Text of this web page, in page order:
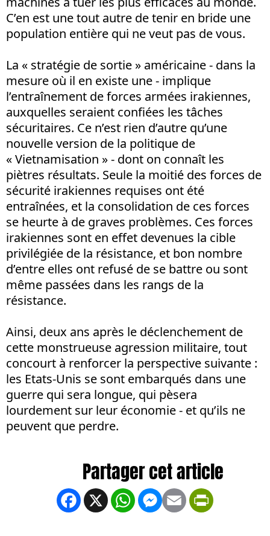
C’en est une tout autre de tenir en bride une
population entière qui ne veut pas de vous.
La « stratégie de sortie » américaine - dans la
mesure où il en existe une - implique
l’entraînement de forces armées irakiennes,
auxquelles seraient confiées les tâches
sécuritaires. Ce n’est rien d’autre qu’une
nouvelle version de la politique de
« Vietnamisation » - dont on connaît les
piètres résultats. Seule la moitié des forces de
sécurité irakiennes requises ont été
entraînées, et la consolidation de ces forces
se heurte à de graves problèmes. Ces forces
irakiennes sont en effet devenues la cible
privilégiée de la résistance, et bon nombre
d’entre elles ont refusé de se battre ou sont
même passées dans les rangs de la
résistance.
Ainsi, deux ans après le déclenchement de
cette monstrueuse agression militaire, tout
concourt à renforcer la perspective suivante :
les Etats-Unis se sont embarqués dans une
guerre qui sera longue, qui pèsera
lourdement sur leur économie - et qu’ils ne
peuvent que perdre.
Facebook
X WhatsApp
Messenger
Email